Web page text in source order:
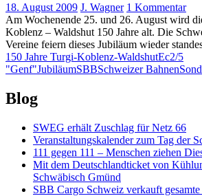
18. August 2009 J. Wagner 1 Kommentar
Am Wochenende 25. und 26. August wird
Koblenz – Waldshut 150 Jahre alt. Die
Vereine feiern dieses Jubiläum wieder
150 Jahre Turgi-Koblenz-WaldshutEc2/5
"Genf"JubiläumSBBSchweizer Bahnen
Blog
SWEG erhält Zuschlag für Netz 66
Veranstaltungskalender zum Tag der
111 gegen 111 – Menschen ziehen
Mit dem Deutschlandticket von
Schwäbisch Gmünd
SBB Cargo Schweiz verkauft